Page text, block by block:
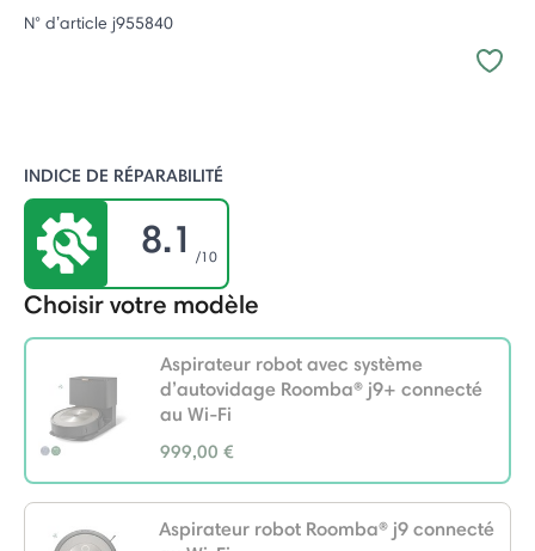
N° d’article j955840
INDICE DE RÉPARABILITÉ
8.1 /10
Choisir votre modèle
Aspirateur robot avec système
d’autovidage Roomba® j9+ connecté
au Wi-Fi
999,00 €
selected
Aspirateur robot Roomba® j9 connecté